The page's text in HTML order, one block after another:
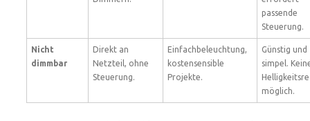
passende
Steuerung.
Nicht
dimmbar
Direkt an
Netzteil, ohne
Steuerung.
Einfachbeleuchtung,
kostensensible
Projekte.
Günstig und
simpel.
möglich.